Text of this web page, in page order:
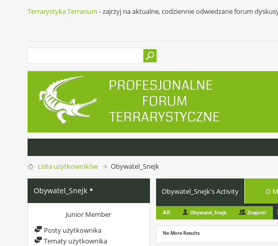
Terrarystyka Terrarium - zajrzyj na aktualne, codziennie odwiedzane forum
Lista użytkowników Obywatel_Snejk
Obywatel_Snejk
Junior Member
Posty użytkownika
Tematy użytkownika
Obywatel_Snejk's Activity O
All Obywatel_Snejk Znajomi
No More Results